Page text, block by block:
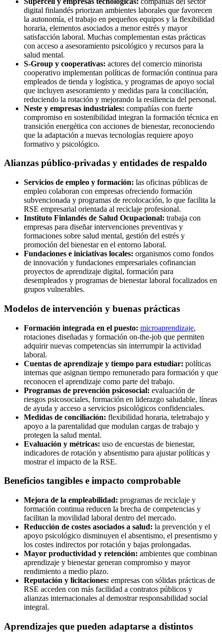
digital finlandés priorizan ambientes laborales que favorecen
la autonomía, el trabajo en pequeños equipos y la flexibilidad
horaria, elementos asociados a menor estrés y mayor
satisfacción laboral. Muchas complementan estas prácticas
con acceso a asesoramiento psicológico y recursos para la
salud mental.
S-Group y cooperativas: actores del comercio minorista
cooperativo implementan políticas de formación continua para
empleados de tienda y logística, y programas de apoyo social
que incluyen asesoramiento y medidas para la conciliación,
reduciendo la rotación y mejorando la resiliencia del personal.
Neste y empresas industriales: compañías con fuerte
compromiso en sostenibilidad integran la formación técnica en
transición energética con acciones de bienestar, reconociendo
que la adaptación a nuevas tecnologías requiere apoyo
formativo y psicológico.
Alianzas público-privadas y entidades de respaldo
Servicios de empleo y formación: las oficinas públicas de
empleo colaboran con empresas ofreciendo formación
subvencionada y programas de recolocación, lo que facilita la
RSE empresarial orientada al reciclaje profesional.
Instituto Finlandés de Salud Ocupacional: trabaja con
empresas para diseñar intervenciones preventivas y
formaciones sobre salud mental, gestión del estrés y
promoción del bienestar en el entorno laboral.
Fundaciones e iniciativas locales: organismos como fondos
de innovación y fundaciones empresariales cofinancian
proyectos de aprendizaje digital, formación para
desempleados y programas de bienestar laboral focalizados en
grupos vulnerables.
Modelos de intervención y buenas prácticas
Formación integrada en el puesto: microaprendizaje,
rotaciones diseñadas y formación on-the-job que permiten
adquirir nuevas competencias sin interrumpir la actividad
laboral.
Cuentas de aprendizaje y tiempo para estudiar: políticas
internas que asignan tiempo remunerado para formación y que
reconocen el aprendizaje como parte del trabajo.
Programas de prevención psicosocial: evaluación de
riesgos psicosociales, formación en liderazgo saludable, líneas
de ayuda y acceso a servicios psicológicos confidenciales.
Medidas de conciliación: flexibilidad horaria, teletrabajo y
apoyo a la parentalidad que modulan cargas de trabajo y
protegen la salud mental.
Evaluación y métricas: uso de encuestas de bienestar,
indicadores de rotación y absentismo para ajustar políticas y
mostrar el impacto de la RSE.
Beneficios tangibles e impacto comprobable
Mejora de la empleabilidad: programas de reciclaje y
formación continua reducen la brecha de competencias y
facilitan la movilidad laboral dentro del mercado.
Reducción de costes asociados a salud: la prevención y el
apoyo psicológico disminuyen el absentismo, el presentismo y
los costes indirectos por rotación y bajas prolongadas.
Mayor productividad y retención: ambientes que combinan
aprendizaje y bienestar generan compromiso y mayor
rendimiento a medio plazo.
Reputación y licitaciones: empresas con sólidas prácticas de
RSE acceden con más facilidad a contratos públicos y
alianzas internacionales al demostrar responsabilidad social
integral.
Aprendizajes que pueden adaptarse a distintos